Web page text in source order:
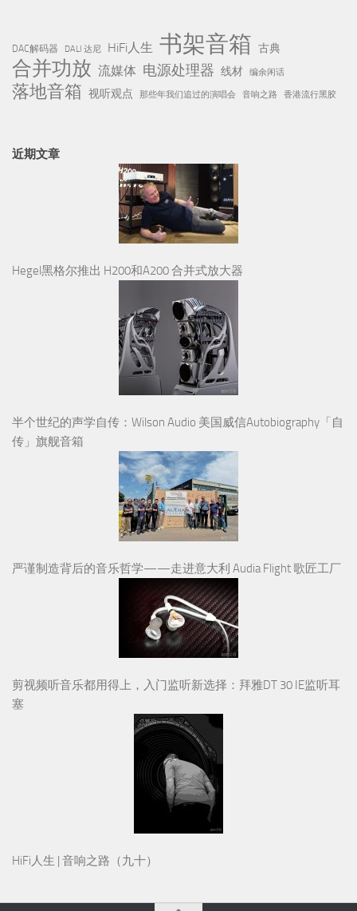
DAC解码器 DALI 达尼 HiFi人生 书架音箱 古典
合并功放 流媒体 电源处理器 线材 编余闲话
落地音箱 视听观点 那些年我们追过的演唱会 音响之路 香港流行黑胶
近期文章
Hegel黑格尔推出 H200和A200 合并式放大器
半个世纪的声学自传：Wilson Audio 美国威信Autobiography「自
传」旗舰音箱
严谨制造背后的音乐哲学——走进意大利 Audia Flight 歌匠工厂
剪视频听音乐都用得上，入门监听新选择：拜雅DT 30 IE监听耳
塞
HiFi人生 | 音响之路（九十）